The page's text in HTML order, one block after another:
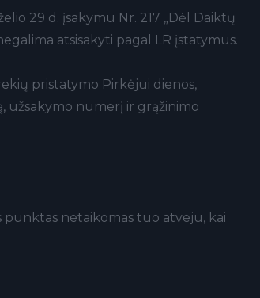
29 d. įsakymu Nr. 217 „Dėl Daiktų
atsisakyti pagal LR įstatymus.
pristatymo Pirkėjui dienos,
užsakymo numerį ir grąžinimo
punktas netaikomas tuo atveju, kai